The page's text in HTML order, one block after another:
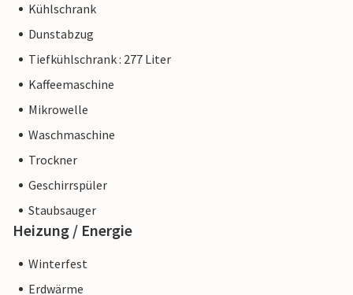
Kühlschrank
Dunstabzug
Tiefkühlschrank : 277 Liter
Kaffeemaschine
Mikrowelle
Waschmaschine
Trockner
Geschirrspüler
Staubsauger
Heizung / Energie
Winterfest
Erdwärme